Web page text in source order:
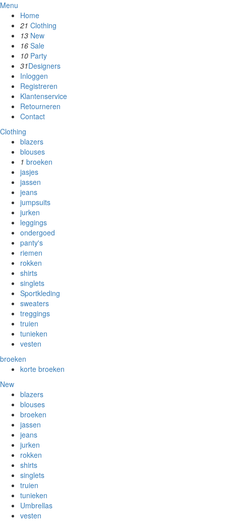
Menu
Home
21 Clothing
13 New
16 Sale
10 Party
31Designers
Inloggen
Registreren
Klantenservice
Retourneren
Contact
Clothing
blazers
blouses
1 broeken
jasjes
jassen
jeans
jumpsuits
jurken
leggings
ondergoed
panty's
riemen
rokken
shirts
singlets
Sportkleding
sweaters
treggings
truien
tunieken
vesten
broeken
korte broeken
New
blazers
blouses
broeken
jassen
jeans
jurken
rokken
shirts
singlets
truien
tunieken
Umbrellas
vesten